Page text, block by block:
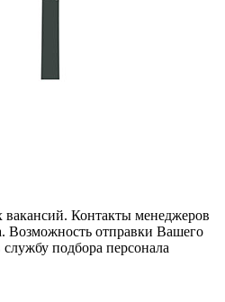
Контакты менеджеров
Возможность отправки Вашего
подбора персонала